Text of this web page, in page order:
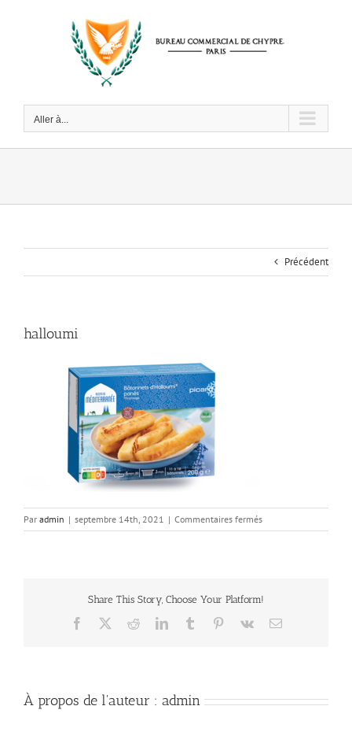
Aller à...
Précédent
halloumi
Par admin | septembre 14th, 2021 | Commentaires ferméssur
halloumi
Share This Story, Choose Your Platform!
Facebook RedditLinkedInTumblr Pinterest
Vk Email
À propos de l'auteur : admin